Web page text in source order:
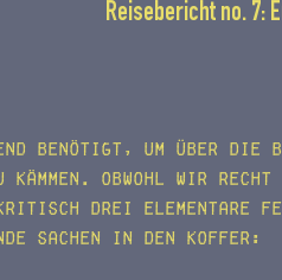
Reisebericht no. 7:
benötigt, um über die
kämmen. Obwohl wir
drei elementare
Sachen in den Koffer: